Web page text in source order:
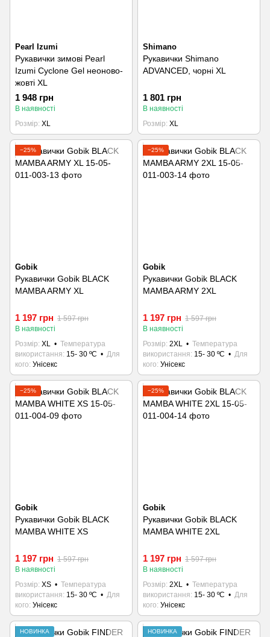
Pearl Izumi
Рукавички зимові Pearl
Izumi Cyclone Gel неоново-
жовті XL
1 948 грн
В наявності
Розмір XL
Shimano
Рукавички Shimano
ADVANCED, чорні XL
1 801 грн
В наявності
Розмір XL
−25%
Gobik
Рукавички Gobik BLACK
MAMBA ARMY XL
1 197 грн 1 597 грн
В наявності
Розмір XL
Температура
використання 15- 30 ºC
Для
кого Унісекс
−25%
Gobik
Рукавички Gobik BLACK
MAMBA ARMY 2XL
1 197 грн 1 597 грн
В наявності
Розмір 2XL
Температура
використання 15- 30 ºC
Для
кого Унісекс
−25%
Gobik
Рукавички Gobik BLACK
MAMBA WHITE XS
1 197 грн 1 597 грн
В наявності
Розмір XS
Температура
використання 15- 30 ºC
Для
кого Унісекс
−25%
Gobik
Рукавички Gobik BLACK
MAMBA WHITE 2XL
1 197 грн 1 597 грн
В наявності
Розмір 2XL
Температура
використання 15- 30 ºC
Для
кого Унісекс
НОВИНКА
НОВИНКА